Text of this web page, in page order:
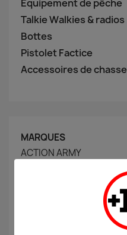
Equipement de pêche
Talkie Walkies & radios
Bottes
Pistolet Factice
Accessoires de chasse
MARQUES
ACTION ARMY